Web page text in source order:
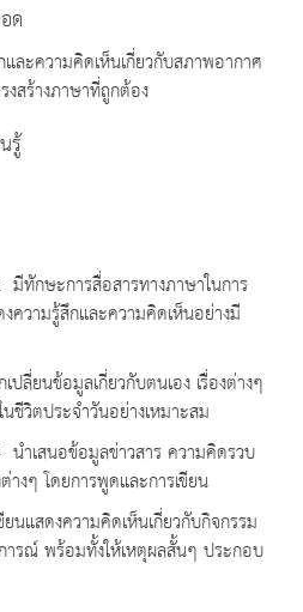
ด
ละความคิดเห็นเกี่ยวกับสภาพอากาศ
สร้างภาษาที่ถูกต้อง
รู้
ทักษะการสื่อสารทางภาษาในการ
ความรู้สึกและความคิดเห็นอย่างมี
ยนข้อมูลเกี่ยวกับตนเอง เรื่องต่างๆ
ชีวิตประจำวันอย่างเหมาะสม
นำเสนอข้อมูลข่าวสาร ความคิดรวบ
างๆ โดยการพูดและการเขียน
สดงความคิดเห็นเกี่ยวกับกิจกรรม
ารณ์ พร้อมทั้งให้เหตุผลสั้นๆ ประกอบ